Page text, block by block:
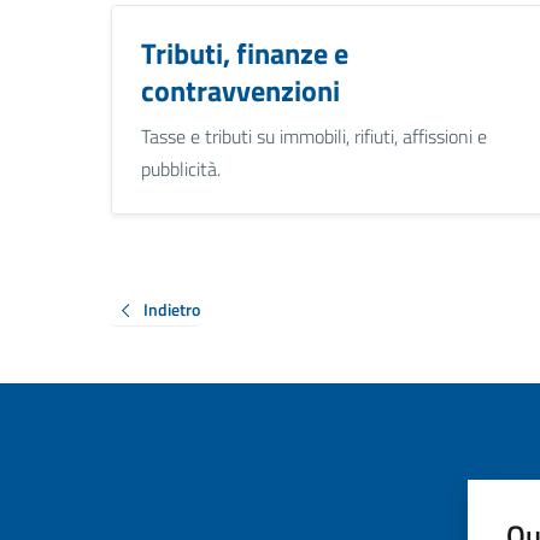
Tributi, finanze e
contravvenzioni
Tasse e tributi su immobili, rifiuti, affissioni e
pubblicità.
Indietro